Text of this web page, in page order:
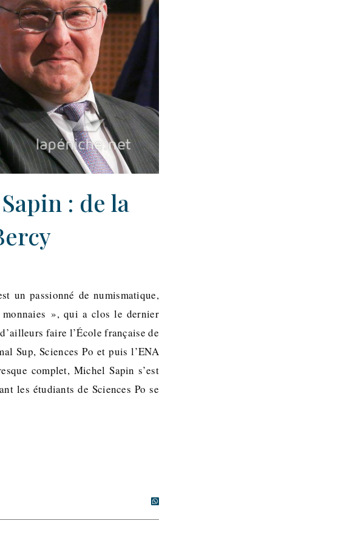
: de la
un passionné de numismatique,
», qui a clos le dernier
faire l’École française de
Sup, Sciences Po et puis l’ENA
complet, Michel Sapin s’est
les étudiants de Sciences Po se